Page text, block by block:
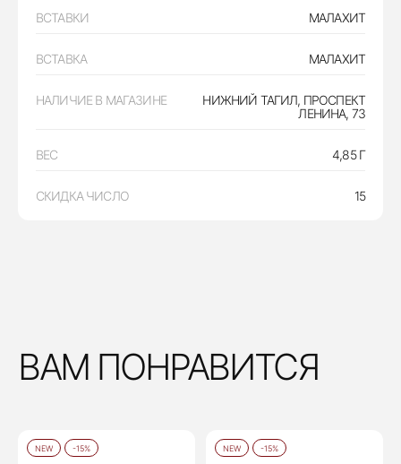
ВСТАВКИ МАЛАХИТ
ВСТАВКА МАЛАХИТ
НАЛИЧИЕ В МАГАЗИНЕ
НИЖНИЙ ТАГИЛ, ПРОСПЕКТ
ЛЕНИНА, 73
ВЕС 4,85 Г
СКИДКА ЧИСЛО 15
ВАМ ПОНРАВИТСЯ
NEW -15% NEW -15%